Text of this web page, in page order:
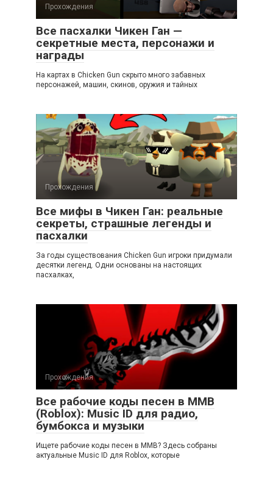
Прохождения
Все пасхалки Чикен Ган —
секретные места, персонажи и
награды
На картах в Chicken Gun скрыто много забавных
персонажей, машин, скинов, оружия и тайных
Прохождения
Все мифы в Чикен Ган: реальные
секреты, страшные легенды и
пасхалки
За годы существования Chicken Gun игроки придумали
десятки легенд. Одни основаны на настоящих
пасхалках,
Прохождения
Все рабочие коды песен в ММВ
(Roblox): Music ID для радио,
бумбокса и музыки
Ищете рабочие коды песен в ММВ? Здесь собраны
актуальные Music ID для Roblox, которые